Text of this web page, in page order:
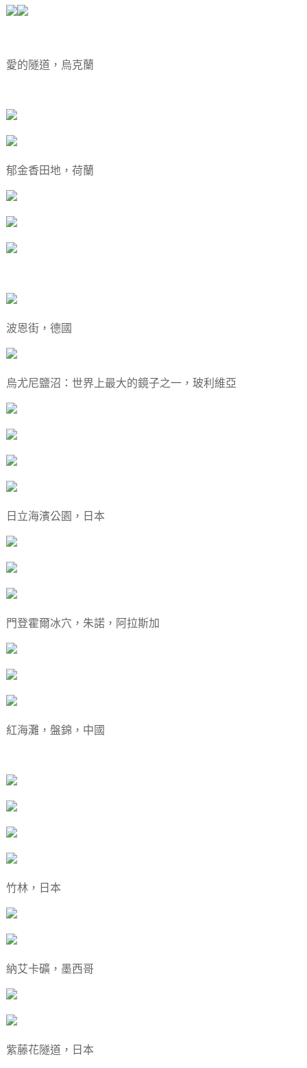
愛的隧道，烏克蘭
郁金香田地，荷蘭
波恩街，德國
烏尤尼鹽沼：世界上最大的鏡子之一，玻利維亞
日立海濱公園，日本
門登霍爾冰穴，朱諾，阿拉斯加
紅海灘，盤錦，中國
竹林，日本
納艾卡礦，墨西哥
紫藤花隧道，日本